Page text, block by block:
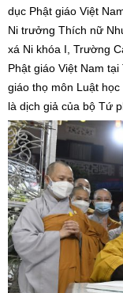
dục Phật giáo Việt
Ni trưởng Thích nữ
xá Ni khóa I, Trường
Phật giáo Việt Nam
giáo thọ môn Luật
là dịch giả của bộ Tứ